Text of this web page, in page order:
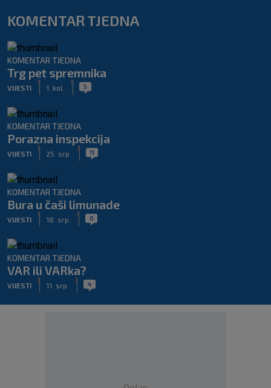
KOMENTAR TJEDNA
KOMENTAR TJEDNA
Trg pet spremnika
VIJESTI 1. kol. 5
KOMENTAR TJEDNA
Porazna inspekcija
VIJESTI 25. srp. 11
KOMENTAR TJEDNA
Bura u čaši limunade
VIJESTI 18. srp. 0
KOMENTAR TJEDNA
VAR ili VARka?
VIJESTI 11. srp. 4